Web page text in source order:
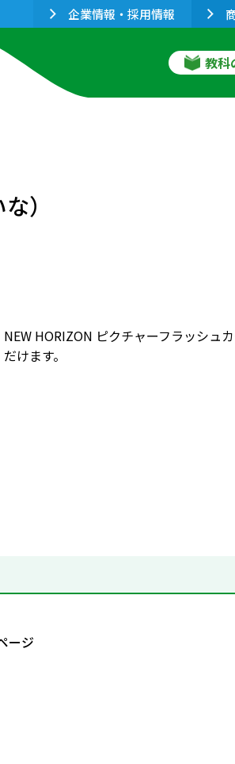
企業情報・採用情報
教科
）
NEW HORIZON ピクチャーフラッシュ
だけます。
ージ